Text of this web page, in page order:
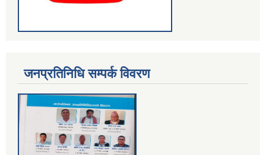
जनप्रतिनिधि सम्पर्क विवरण